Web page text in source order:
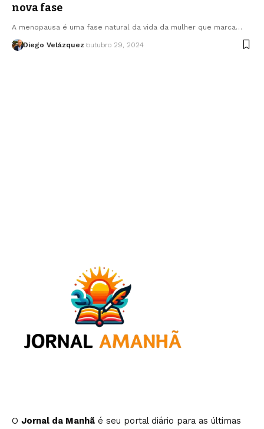
nova fase
A menopausa é uma fase natural da vida da mulher que marca…
Diego Velázquez outubro 29, 2024
O Jornal da Manhã é seu portal diário para as últimas